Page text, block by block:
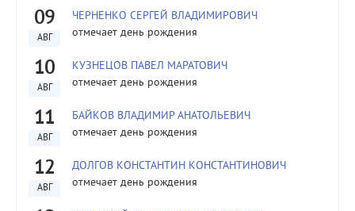
09
АВГ
ЧЕРНЕНКО СЕРГЕЙ ВЛАДИМИРОВИЧ
отмечает день рождения
10
АВГ
КУЗНЕЦОВ ПАВЕЛ МАРАТОВИЧ
отмечает день рождения
11
АВГ
БАЙКОВ ВЛАДИМИР АНАТОЛЬЕВИЧ
отмечает день рождения
12
АВГ
ДОЛГОВ КОНСТАНТИН КОНСТАНТИНОВИЧ
отмечает день рождения